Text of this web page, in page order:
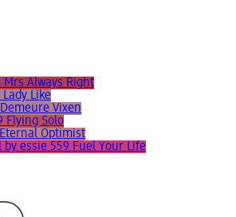
Mrs Always Right
Lady Like
Vixen
Flying Solo
Optimist
by essie 559 Fuel Your Life